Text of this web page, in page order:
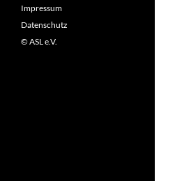
Impressum
Datenschutz
© ASL e.V.